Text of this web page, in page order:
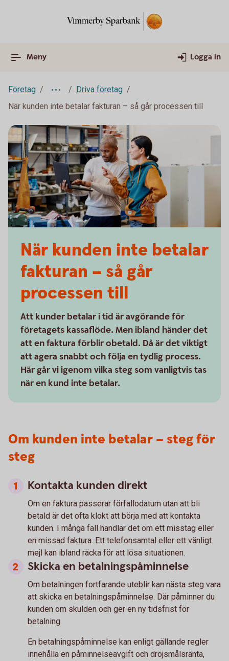
Meny Logga in
Företag
Driva företag
När kunden inte betalar fakturan – så går processen till
När kunden inte betalar
fakturan – så går
processen till
Att kunder betalar i tid är avgörande för
företagets kassaflöde. Men ibland händer det
att en faktura förblir obetald. Då är det viktigt
att agera snabbt och följa en tydlig process.
Här går vi igenom vilka steg som vanligtvis tas
när en kund inte betalar.
Om kunden inte betalar – steg för
steg
Kontakta kunden direkt
Om en faktura passerar förfallodatum utan att bli
betald är det ofta klokt att börja med att kontakta
kunden. I många fall handlar det om ett misstag eller
en missad faktura. Ett telefonsamtal eller ett vänligt
mejl kan ibland räcka för att lösa situationen.
Skicka en betalningspåminnelse
Om betalningen fortfarande uteblir kan nästa steg vara
att skicka en betalningspåminnelse. Där påminner du
kunden om skulden och ger en ny tidsfrist för
betalning.
En betalningspåminnelse kan enligt gällande regler
innehålla en påminnelseavgift och dröjsmålsränta,